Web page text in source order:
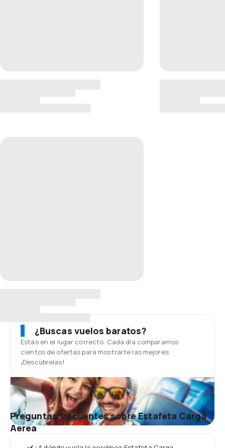
¿Buscas vuelos baratos?
Estás en el lugar correcto. Cada día comparamos
cientos de ofertas para mostrarte las mejores.
¡Descúbrelas!
Preguntas frecuentes sobre Estafeta Carga
Aerea